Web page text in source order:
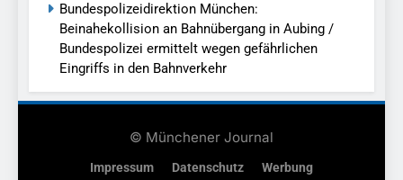
Bundespolizeidirektion München:
Beinahekollision an Bahnübergang in Aubing /
Bundespolizei ermittelt wegen gefährlichen
Eingriffs in den Bahnverkehr
© Münchener Journal
Impressum Datenschutz Werbung